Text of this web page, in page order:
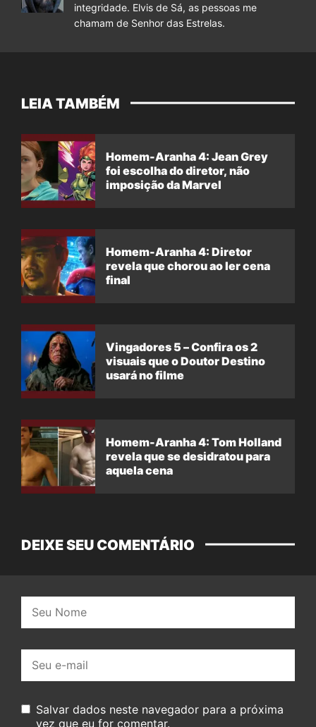
integridade. Elvis de Sá, as pessoas me
chamam de Senhor das Estrelas.
LEIA TAMBÉM
Homem-Aranha 4: Jean Grey
foi escolha do diretor, não
imposição da Marvel
Homem-Aranha 4: Diretor
revela que chorou ao ler cena
final
Vingadores 5 – Confira os 2
visuais que o Doutor Destino
usará no filme
Homem-Aranha 4: Tom Holland
revela que se desidratou para
aquela cena
DEIXE SEU COMENTÁRIO
mail:
Salvar dados neste navegador para a próxima
vez que eu for comentar.